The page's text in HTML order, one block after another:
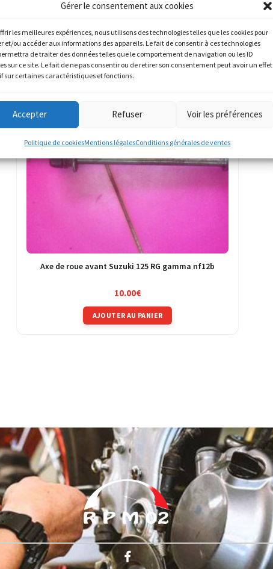
Gérer le consentement aux cookies
les meilleures expériences, nous utilisons des technologies telles que les cookies pour
et/ou accéder aux informations des appareils. Le fait de consentir à ces technologies
de traiter des données telles que le comportement de navigation ou les ID
sur ce site. Le fait de ne pas consentir ou de retirer son consentement peut avoir un effet
sur certaines caractéristiques et fonctions.
Accepter Refuser Voir les préférences
Politique de cookiesMentions légalesConditions générales de ventes
Axe de roue avant Suzuki 125 RG gamma nf12b
10.00€
AJOUTER AU PANIER